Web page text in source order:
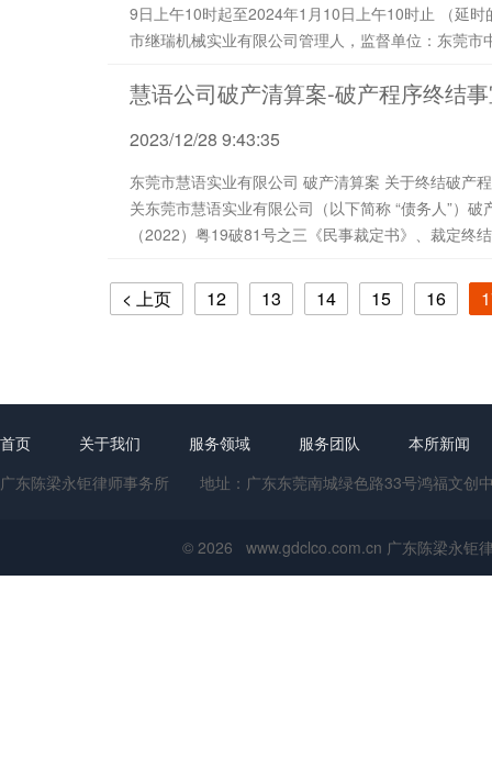
9日上午10时起至2024年1月10日上午10时止 （延时的除外）在京东网络竞价平台上（处置单位：东莞
市继瑞机械实业有限公司管理人，监督单位：东莞市
慧语公司破产清算案-破产程序终结
2023/12/28 9:43:35
东莞市慧语实业有限公司 破产清算案 关于终结破产程序 的 通知 东莞市慧语实业有限公司各债权人： 有
关东莞市慧语实业有限公司（以下简称 “债务人”）破产清算案，东莞市中级人民法院于近日作出
（2022）粤19破81号之三《民事裁定书》、裁定终结慧语公司破产
< 上页 12 13 14 15 16
首页 关于我们 服务领域 服务团队
本所新闻
广东陈梁永钜律师事务所 地址：广东东莞南城绿色路33号鸿福
© 2026 www.gdclco.com.cn 广东陈梁永